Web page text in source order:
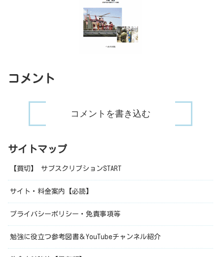
コメント
コメントを書き込む
サイトマップ
【買切】 サブスクリプションSTART
サイト・料金案内【必読】
プライバシーポリシー・免責事項等
勉強に役立つ参考図書＆YouTubeチャンネル紹介